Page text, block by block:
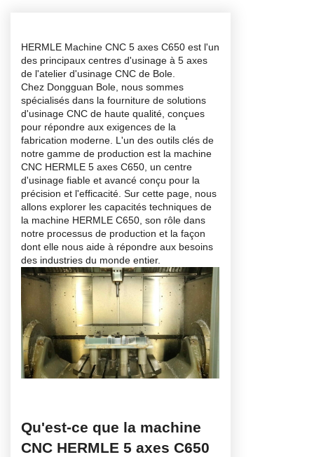
HERMLE Machine CNC 5 axes C650 est l'un
des principaux centres d'usinage à 5 axes
de l'atelier d'usinage CNC de Bole.
Chez Dongguan Bole, nous sommes
spécialisés dans la fourniture de solutions
d'usinage CNC de haute qualité, conçues
pour répondre aux exigences de la
fabrication moderne. L'un des outils clés de
notre gamme de production est la machine
CNC HERMLE 5 axes C650, un centre
d'usinage fiable et avancé conçu pour la
précision et l'efficacité. Sur cette page, nous
allons explorer les capacités techniques de
la machine HERMLE C650, son rôle dans
notre processus de production et la façon
dont elle nous aide à répondre aux besoins
des industries du monde entier.
Qu'est-ce que la machine
CNC HERMLE 5 axes C650